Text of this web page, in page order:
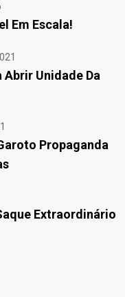
Em Escala!
Unidade Da
Propaganda
Extraordinário